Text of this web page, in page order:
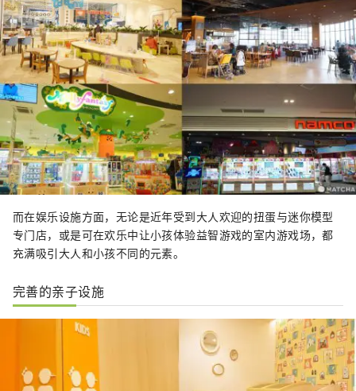
而在娱乐设施方面，无论是近年受到大人欢迎的扭蛋与迷你模型
专门店，或是可在欢乐中让小孩体验益智游戏的室内游戏场，都
充满吸引大人和小孩不同的元素。
完善的亲子设施